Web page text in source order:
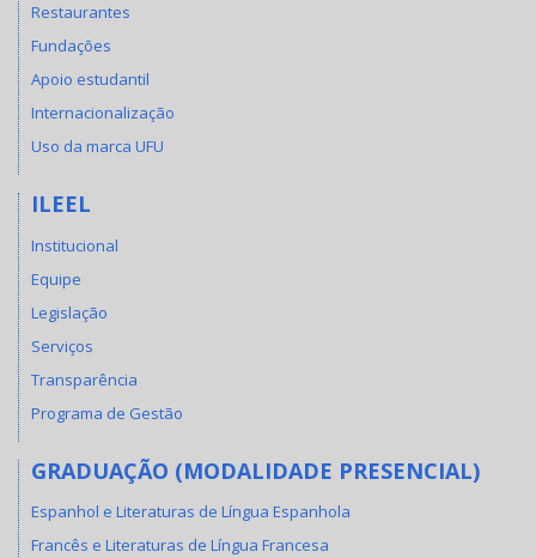
Restaurantes
Fundações
Apoio estudantil
Internacionalização
Uso da marca UFU
ILEEL
Institucional
Equipe
Legislação
Serviços
Transparência
Programa de Gestão
GRADUAÇÃO (MODALIDADE PRESENCIAL)
Espanhol e Literaturas de Língua Espanhola
Francês e Literaturas de Língua Francesa